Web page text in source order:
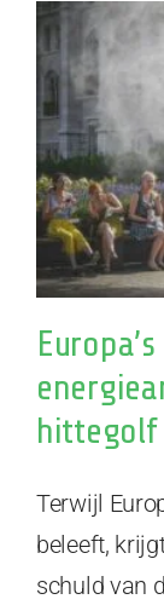
hittegolf
Terwijl
beleeft,
schuld van